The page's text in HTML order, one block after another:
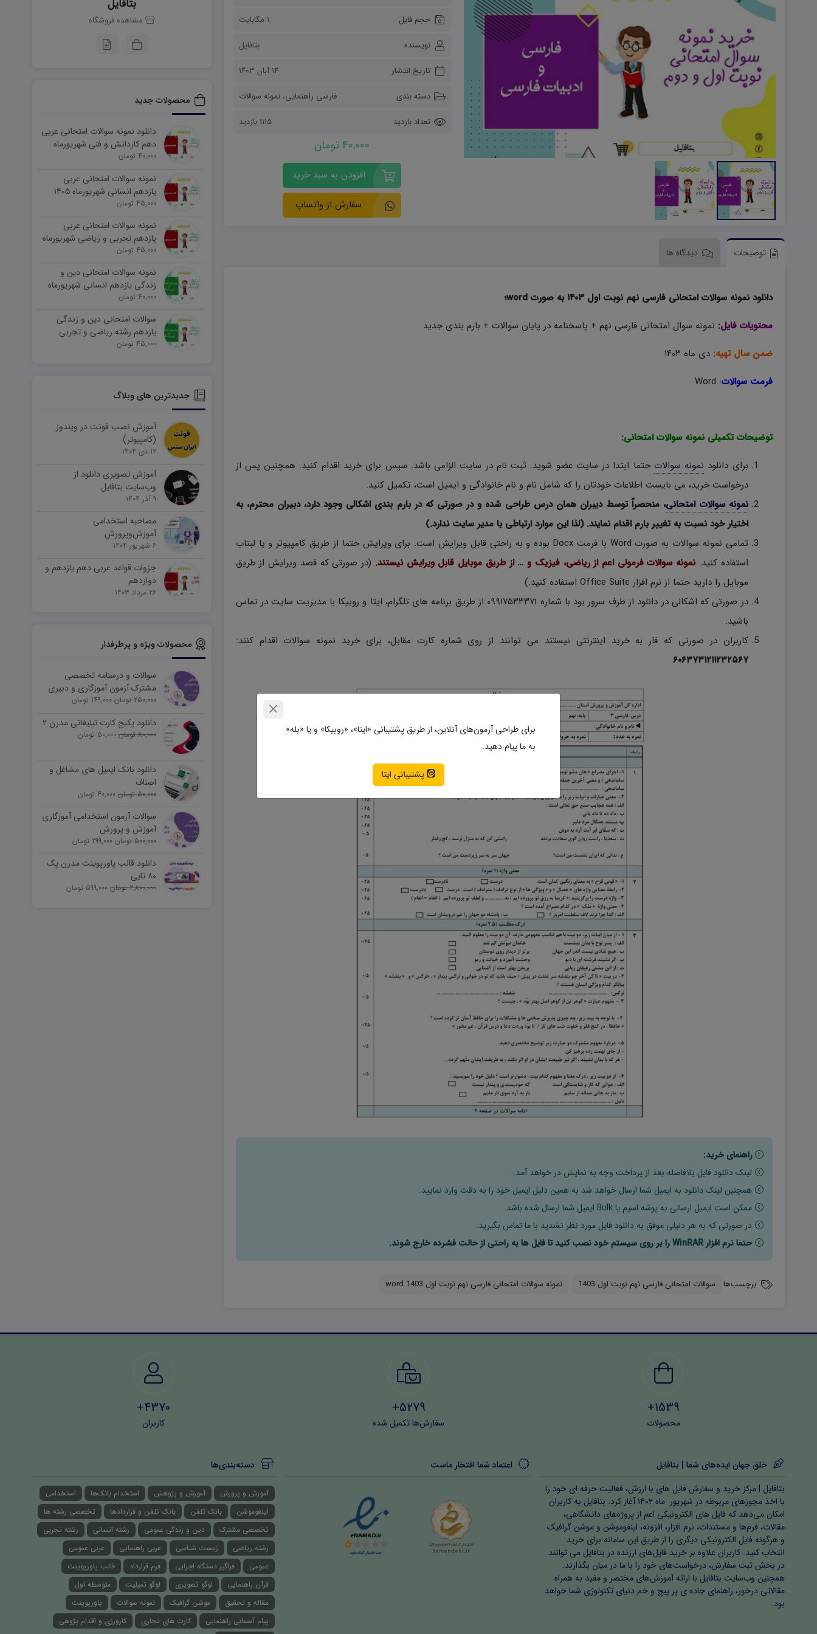
دفاعی دهم
هویت اجتماعی
آمادگی دفاعی دهم W
آمادگی دفاعی ۱۰ D
حجم فایل
1 مگابایت
نویسنده
بتافایل
تاریخ انتشار
۱۴ آبان ۱۴۰۳
دسته بندی
فارسی راهنمایی،نمونه سوالات
تعداد بازدید
1115 بازدید
40,000 تومان
افزودن به سبد خرید
سفارش از واتساپ
توضیحات دیدگاه ها
دانلود نمونه سوالات امتحانی فارسی نهم نوبت اول ۱۴۰۳ به صورت word؛
محتویات فایل: نمونه سوال امتحانی فارسی نهم + پاسخنامه در پایان سوالات + بارم بندی جدید
ضمن سال تهیه: دی ماه ۱۴۰۳
فرمت سوالات:
توضیحات تکمیلی نمونه سوالات امتحانی:
برای دانلود نمونه سوالات حتما ابتدا در سایت عضو شوید. ثبت نام در سایت الزامی باشد. سپس برای خرید اقدام کنید. همچنین پس از
درخواست خرید، می بایست اطلاعات خودتان را که شامل نام و نام خانوادگی و ایمیل است، تکمیل کنید.
نمونه سوالات امتحانی، منحصراً توسط دیبران همان درس طراحی شده و در صورتی که در بارم بندی اشکالی وجود دارد، دبیران محترم، به
اختیار خود نسبت به تغییر بارم اقدام نمایند. (لذا این موارد ارتباطی با مدیر سایت ندارد.)
تمامی نمونه سوالات به صورت Word با فرمت Docx بوده و به راحتی قابل ویرایش است. برای ویرایش حتما از طریق کامپیوتر و یا لبتاب
استفاده کنید. نمونه سوالات فرمولی اعم از ریاضی، فیزیک و … از طریق موبایل قابل ویرایش نیستند. (در صورتی که قصد ویرایش از طریق
موبایل را دارید حتما از نرم افزار Office Suite استفاده کنید.)
در صورتی که اشکالی در دانلود از طرف سرور بود با شماره ۰۹۹۱۷۵۳۳۳۷۱ از طریق برنامه های تلگرام، ایتا و روبیکا با مدیریت سایت در تماس
باشید.
کاربران در صورتی که قار به خرید اینترنتی نیستند می توانند از روی شماره کارت مقابل، برای خرید نمونه سوالات اقدام کنند:
۶۰۶۳۷۳۱۲۱۱۲۳۲۵۶۷
راهنمای خرید:
لینک دانلود فایل بلافاصله بعد از پرداخت وجه به نمایش در خواهد آمد.
همچنین لینک دانلود به ایمیل شما ارسال خواهد شد به همین دلیل ایمیل خود را به دقت وارد نمایید.
ممکن است ایمیل ارسالی به پوشه اسپم یا Bulk ایمیل شما ارسال شده باشد.
در صورتی که به هر دلیلی موفق به دانلود فایل مورد نظر نشدید با ما تماس بگیرید.
حتما نرم افزار WinRAR را بر روی سیستم خود نصب کنید تا فایل ها به راحتی از حالت فشرده خارج شوند.
برچسب‌ها سوالات امتحانی فارسی نهم نوبت اول 1403 نمونه سوالات امتحانی فارسی نهم نوبت اول 1403 word
بتافایل
مشاهده فروشگاه
محصولات جدید
دانلود نمونه سوالات امتحانی عربی
دهم کاردانش و فنی شهریورماه
۱۴۰۵ word
40,000 تومان
نمونه سوالات امتحانی عربی
یازدهم انسانی شهریورماه ۱۴۰۵
word
45,000 تومان
نمونه سوالات امتحانی عربی
یازدهم تجربی و ریاضی شهریورماه
۱۴۰۵ word
45,000 تومان
نمونه سوالات امتحانی دین و
زندگی یازدهم انسانی شهریورماه
۱۴۰۵ word
40,000 تومان
سوالات امتحانی دین و زندگی
یازدهم رشته ریاضی و تجربی
شهریورماه ۱۴۰۵ word
45,000 تومان
جدیدترین های وبلاگ
آموزش نصب فونت در ویندوز
(کامپیوتر)
۱۲ دی ۱۴۰۴
آموزش تصویری دانلود از
وب‌سایت بتافایل
۹ آذر ۱۴۰۴
مصاحبه استخدامی
آموزش‌وپرورش
۶ شهریور ۱۴۰۴
جزوات قواعد عربی دهم یازدهم و
دوازدهم
۲۶ مرداد ۱۴۰۳
محصولات ویژه و پرطرفدار
سوالات و درسنامه تخصصی
مشترک آزمون آموزگاری و دبیری
250,000 تومان 149,000 تومان
دانلود پکیج کارت تبلیغاتی مدرن ۲
80,000 تومان 50,000 تومان
دانلود بانک ایمیل های مشاغل و
اصناف
50,000 تومان 40,000 تومان
سوالات آزمون استخدامی آموزگاری
آموزش و پرورش
500,000 تومان 299,000 تومان
دانلود قالب پاورپوینت مدرن پک
۸۰ تایی
2,800,000 تومان 599,000 تومان
1539+
محصولات
5279+
سفارش‌ها تکمیل شده
4370+
کاربران
خلق جهان ایده‌های شما | بتافایل
بتافایل | مرکز خرید و سفارش فایل های با ارزش، فعالیت حرفه ای خود را
با اخذ مجوزهای مربوطه در شهریور ماه ۱۴۰۲ آغاز کرد. بتافایل به کاربران
امکان می‌دهد که فایل های الکترونیکی اعم از پروژه‌های دانشگاهی،
مقالات، فرم‌ها و مستندات، نرم افزار، افزونه، اینفوموشن و موشن گرافیک
و هرگونه فایل الکترونیکی دیگری را از طریق این سامانه برای خرید
انتخاب کنید. کاربران علاوه بر خرید فایل‌های ارزنده در بتافایل می توانند
در بخش ثبت سفارش، درخواست‌های خود را با ما در میان بگذارند.
همچنین وب‌سایت بتافایل با ارائه آموزش‌های مختصر و مفید به همراه
مقالاتی درخور، راهنمای جاده ی پر پیچ و خم دنیای تکنولوژی شما خواهد
بود.
اعتماد شما افتخار ماست دسته‌بندی‌ها
آموزش و پرورش آموزش و پژوهش استخدام بانک‌ها
استخدامی
اینفوموشن
بانک تلفن بانک تلفن و قراردادها
تخصصی رشته ها
تخصصی مشترک
دین و زندگی عمومی رشته انسانی
رشته تجربی
رشته ریاضی
زیست شناسی عربی راهنمایی
عربی عمومی
عمومی
فراگیر دستگاه اجرایی فرم قرارداد
قالب پاورپوینت
قرآن راهنمایی
لوگو تصویری لوگو تمپلیت
متوسطه اول
مقاله و تحقیق
موشن گرافیک نمونه سوالات
پاورپوینت
پیام آسمانی راهنمایی
کارت های تجاری
کارورزی و اقدام پژوهی
برای طراحی آزمون‌های آنلاین، از طریق پشتیبانی «ایتا»، «روبیکا» و یا «بله»
به ما پیام دهید.
پشتیبانی ایتا